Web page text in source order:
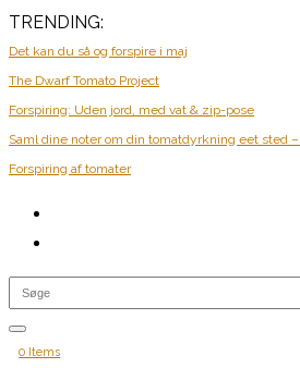
TRENDING:
Det kan du så og forspire i maj
The Dwarf Tomato Project
Forspiring: Uden jord, med vat & zip-pose
Saml dine noter om din tomatdyrkning eet sted –
Forspiring af tomater
0 Items